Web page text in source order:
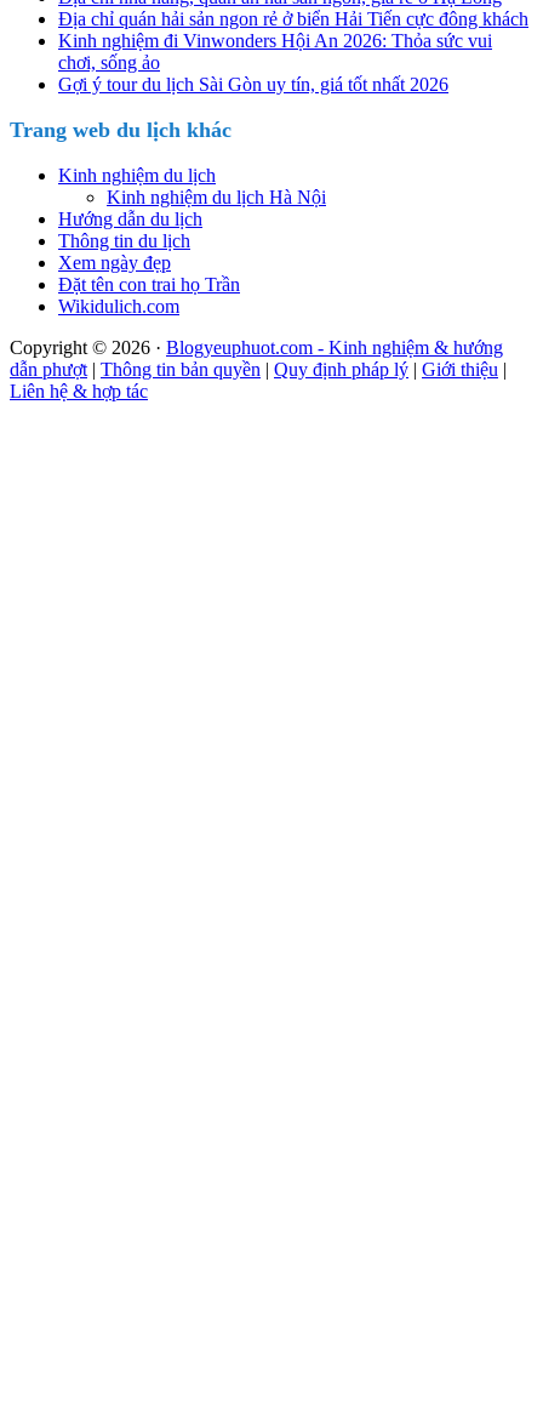
Địa chỉ quán hải sản ngon rẻ ở biển Hải Tiến cực đông khách
Kinh nghiệm đi Vinwonders Hội An 2026: Thỏa sức vui
chơi, sống ảo
Gợi ý tour du lịch Sài Gòn uy tín, giá tốt nhất 2026
Trang web du lịch khác
Kinh nghiệm du lịch
Kinh nghiệm du lịch Hà Nội
Hướng dẫn du lịch
Thông tin du lịch
Xem ngày đẹp
Đặt tên con trai họ Trần
Wikidulich.com
Copyright © 2026 · Blogyeuphuot.com - Kinh nghiệm & hướng
dẫn phượt | Thông tin bản quyền | Quy định pháp lý | Giới thiệu |
Liên hệ & hợp tác